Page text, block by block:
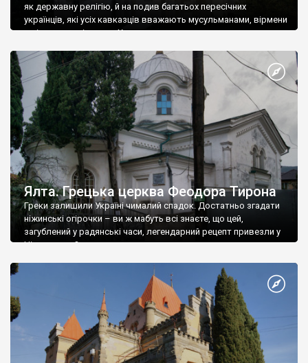
як державну релігію, й на подив багатьох пересічних
українців, які усіх кавказців вважають мусульманами, вірмени
є відданими вірянами Христа
Ялта. Грецька церква Феодора Тирона
Греки залишили Україні чималий спадок. Достатньо згадати
ніжинські огірочки – ви ж мабуть всі знаєте, що цей,
загублений у радянські часи, легендарний рецепт привезли у
Ніжин греки?